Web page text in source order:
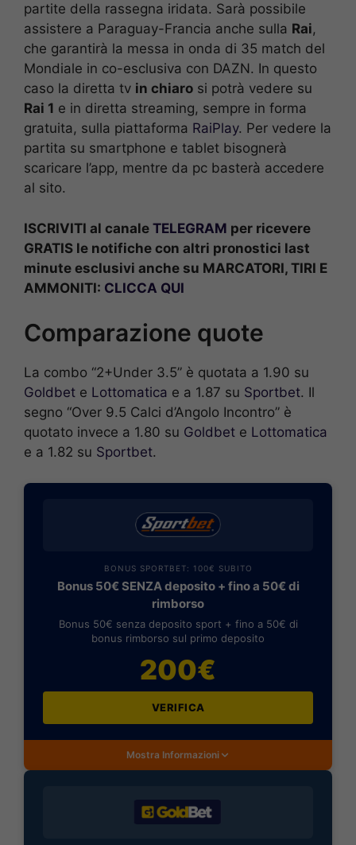
partite della rassegna iridata. Sarà possibile
assistere a Paraguay-Francia anche sulla Rai,
che garantirà la messa in onda di 35 match del
Mondiale in co-esclusiva con DAZN. In questo
caso la diretta tv in chiaro si potrà vedere su
Rai 1 e in diretta streaming, sempre in forma
gratuita, sulla piattaforma RaiPlay. Per vedere la
partita su smartphone e tablet bisognerà
scaricare l’app, mentre da pc basterà accedere
al sito.
ISCRIVITI al canale TELEGRAM per ricevere
GRATIS le notifiche con altri pronostici last
minute esclusivi anche su MARCATORI, TIRI E
AMMONITI: CLICCA QUI
Comparazione quote
La combo “2+Under 3.5” è quotata a 1.90 su
Goldbet e Lottomatica e a 1.87 su Sportbet. Il
segno “Over 9.5 Calci d’Angolo Incontro” è
quotato invece a 1.80 su Goldbet e Lottomatica
e a 1.82 su Sportbet.
BONUS SPORTBET: 100€ SUBITO
Bonus 50€ SENZA deposito + fino a 50€ di
rimborso
Bonus 50€ senza deposito sport + fino a 50€ di
bonus rimborso sul primo deposito
200€
VERIFICA
Mostra Informazioni